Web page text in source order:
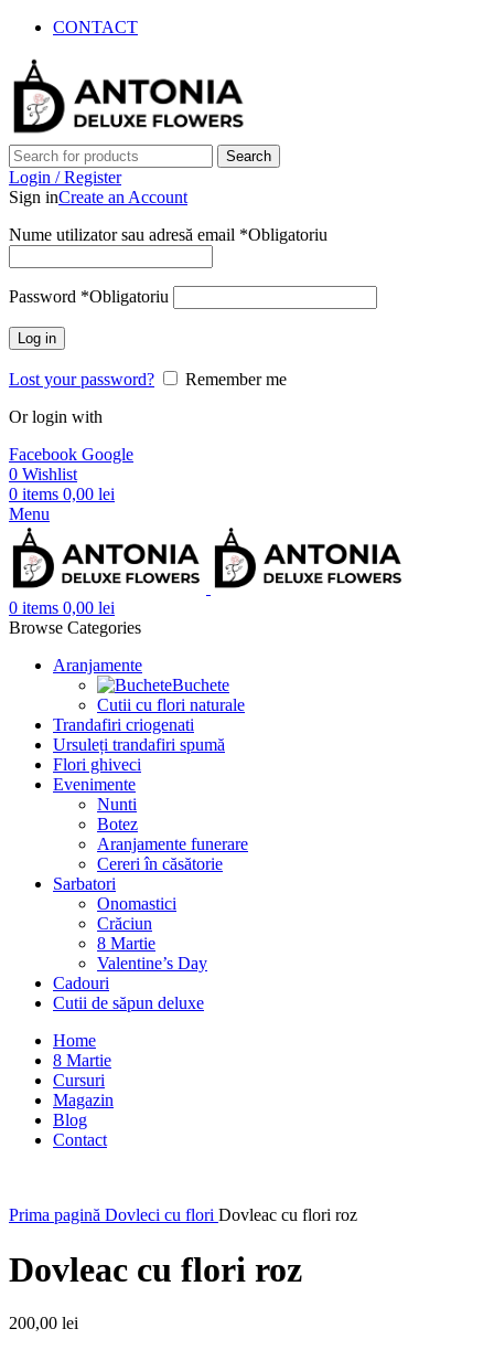
CONTACT
Search
Login / Register
Sign inCreate an Account
Nume utilizator sau adresă email *Obligatoriu
Password *Obligatoriu
Log in
Lost your password?
Remember me
Or login with
Facebook Google
0 Wishlist
0 items 0,00 lei
Menu
0 items 0,00 lei
Browse Categories
Aranjamente
Buchete
Cutii cu flori naturale
Trandafiri criogenati
Ursuleți trandafiri spumă
Flori ghiveci
Evenimente
Nunti
Botez
Aranjamente funerare
Cereri în căsătorie
Sarbatori
Onomastici
Crăciun
8 Martie
Valentine’s Day
Cadouri
Cutii de săpun deluxe
Home
8 Martie
Cursuri
Magazin
Blog
Contact
Prima pagină Dovleci cu flori Dovleac cu flori roz
Dovleac cu flori roz
200,00 lei